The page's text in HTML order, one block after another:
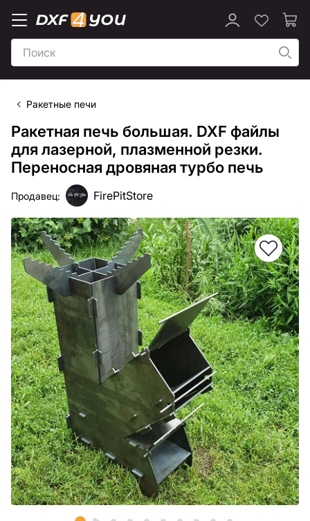
Ракетные печи
Ракетная печь большая. DXF файлы
для лазерной, плазменной резки.
Переносная дровяная турбо печь
Продавец: FirePitStore